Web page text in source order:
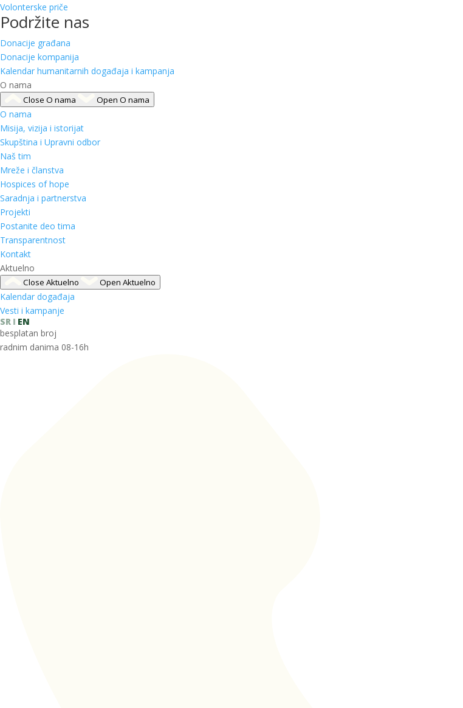
Volonterske priče
Podržite nas
Donacije građana
Donacije kompanija
Kalendar humanitarnih događaja i kampanja
O nama
Close O nama Open O nama
O nama
Misija, vizija i istorijat
Skupština i Upravni odbor
Naš tim
Mreže i članstva
Hospices of hope
Saradnja i partnerstva
Projekti
Postanite deo tima
Transparentnost
Kontakt
Aktuelno
Close Aktuelno Open Aktuelno
Kalendar događaja
Vesti i kampanje
SR
EN
besplatan broj
radnim danima 08-16h